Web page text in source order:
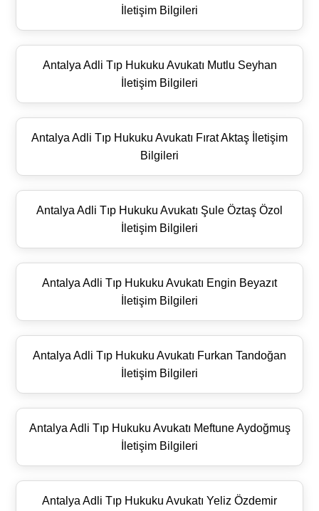
İletişim Bilgileri
Antalya Adli Tıp Hukuku Avukatı Mutlu Seyhan
İletişim Bilgileri
Antalya Adli Tıp Hukuku Avukatı Fırat Aktaş İletişim
Bilgileri
Antalya Adli Tıp Hukuku Avukatı Şule Öztaş Özol
İletişim Bilgileri
Antalya Adli Tıp Hukuku Avukatı Engin Beyazıt
İletişim Bilgileri
Antalya Adli Tıp Hukuku Avukatı Furkan Tandoğan
İletişim Bilgileri
Antalya Adli Tıp Hukuku Avukatı Meftune Aydoğmuş
İletişim Bilgileri
Antalya Adli Tıp Hukuku Avukatı Yeliz Özdemir